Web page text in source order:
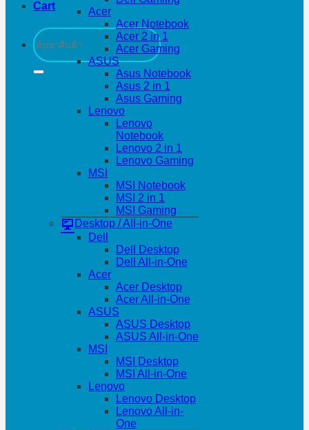
Cart
Search
for:
Acer
Acer Notebook
Acer 2 in 1
Acer Gaming
ASUS
Asus Notebook
Asus 2 in 1
Asus Gaming
Lenovo
Lenovo
Notebook
Lenovo 2 in 1
Lenovo Gaming
MSI
MSI Notebook
MSI 2 in 1
MSI Gaming
Desktop / All-in-One
Dell
Dell Desktop
Dell All-in-One
Acer
Acer Desktop
Acer All-in-One
ASUS
ASUS Desktop
ASUS All-in-One
MSI
MSI Desktop
MSI All-in-One
Lenovo
Lenovo Desktop
Lenovo All-in-
One